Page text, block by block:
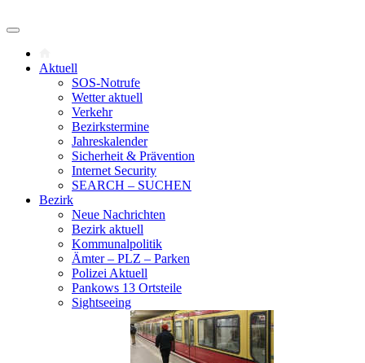
Aktuell
SOS-Notrufe
Wetter aktuell
Verkehr
Bezirkstermine
Jahreskalender
Sicherheit & Prävention
Internet Security
SEARCH – SUCHEN
Bezirk
Neue Nachrichten
Bezirk aktuell
Kommunalpolitik
Ämter – PLZ – Parken
Polizei Aktuell
Pankows 13 Ortsteile
Sightseeing